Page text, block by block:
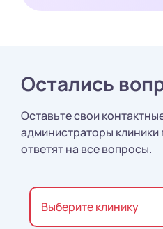
Остались
Оставьте свои
администраторы клиники
ответят на все вопросы.
Выберите клинику